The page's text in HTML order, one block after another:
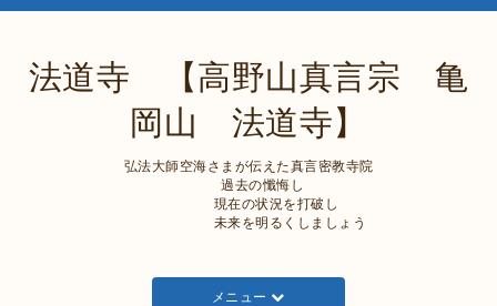
法道寺 【高野山真言宗 亀
岡山 法道寺】
弘法大師空海さまが伝えた真言密教寺院
過去の懺悔し
現在の状況を打破し
未来を明るくしましょう
メニュー